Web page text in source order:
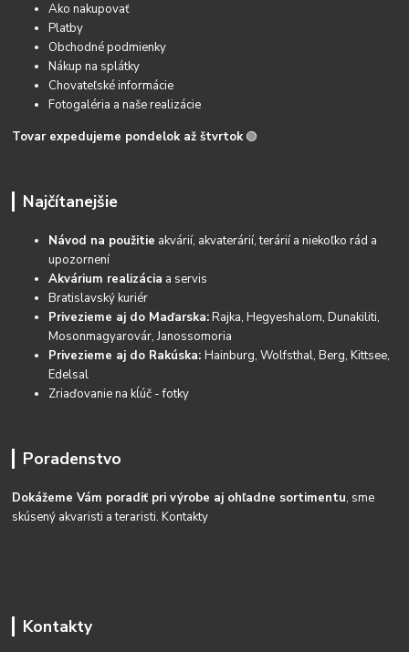
Ako nakupovať
Platby
Obchodné podmienky
Nákup na splátky
Chovateľské informácie
Fotogaléria a naše realizácie
Tovar expedujeme pondelok až štvrtok 🟢
Najčítanejšie
Návod na použitie akvárií, akvaterárií, terárií a niekoľko rád a
upozornení
Akvárium realizácia a servis
Bratislavský kuriér
Privezieme aj do Maďarska:Rajka, Hegyeshalom, Dunakiliti,
Mosonmagyarovár, Janossomoria
Privezieme aj do Rakúska:Hainburg, Wolfsthal, Berg, Kittsee,
Edelsal
Zriaďovanie na kĺúč - fotky
Poradenstvo
Dokážeme Vám poradiť pri výrobe aj ohľadne sortimentu, sme
skúsený akvaristi a teraristi.Kontakty
Kontakty